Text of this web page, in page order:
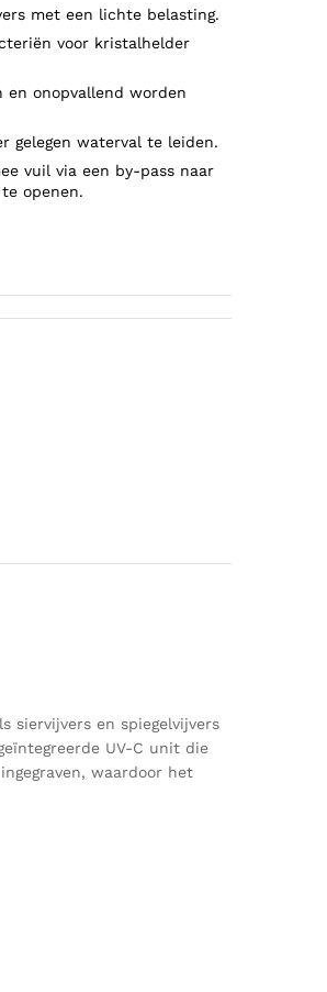
met een lichte belasting.
voor kristalhelder
en onopvallend worden
gelegen waterval te leiden.
vuil via een by-pass naar
openen.
siervijvers en spiegelvijvers
UV-C unit die
waardoor het